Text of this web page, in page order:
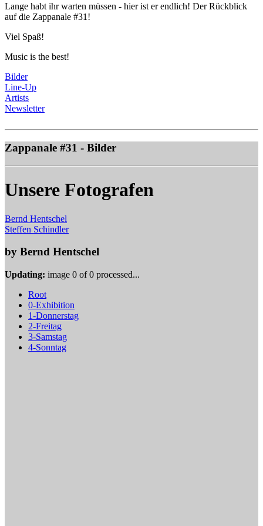
Lange habt ihr warten müssen - hier ist er endlich! Der Rückblick
auf die Zappanale #31!
Viel Spaß!
Music is the best!
Bilder
Line-Up
Artists
Newsletter
Zappanale #31 - Bilder
Unsere Fotografen
Bernd Hentschel
Steffen Schindler
by Bernd Hentschel
Updating: image 0 of0 processed...
Root
0-Exhibition
1-Donnerstag
2-Freitag
3-Samstag
4-Sonntag